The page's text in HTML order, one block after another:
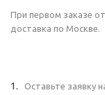
При первом заказе
доставка по Москве.
Оставьте заявку